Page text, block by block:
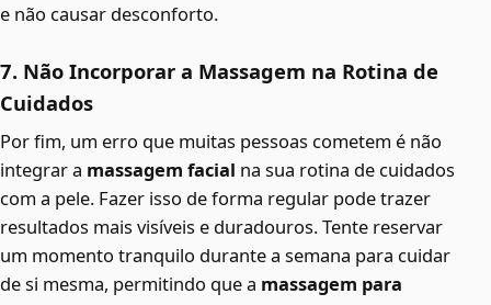
e não causar desconforto.
7. Não Incorporar a Massagem na Rotina de
Cuidados
Por fim, um erro que muitas pessoas cometem é não
integrar a massagem facial na sua rotina de cuidados
com a pele. Fazer isso de forma regular pode trazer
resultados mais visíveis e duradouros. Tente reservar
um momento tranquilo durante a semana para cuidar
de si mesma, permitindo que a massagem para